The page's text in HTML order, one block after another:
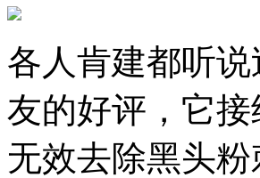
各人肯建都听
友的好评，它
无效去除黑头